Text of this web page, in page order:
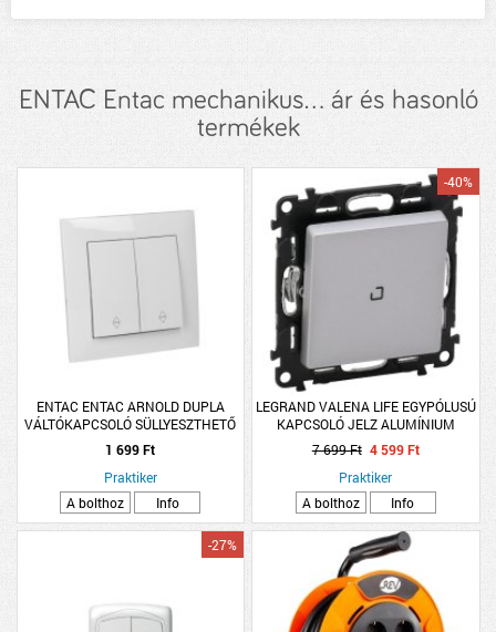
ENTAC Entac mechanikus... ár és hasonló
termékek
ENTAC ENTAC ARNOLD DUPLA
VÁLTÓKAPCSOLÓ SÜLLYESZTHETŐ
10A IP20 FEHÉR
1 699 Ft
Praktiker
A bolthoz
Info
LEGRAND VALENA LIFE EGYPÓLUSÚ
KAPCSOLÓ JELZ ALUMÍNIUM
-40%
7 699 Ft 4 599 Ft
Praktiker
A bolthoz
Info
-27%